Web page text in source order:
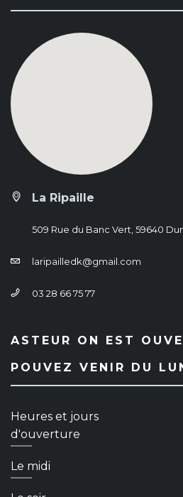
La Ripaille
509 Rue du Banc Vert, 59640
laripailledk@gmail.com
03 28 66 75 77
ASTEUR ON EST
POUVEZ VENIR DU
Heures et jours
d'ouverture
Le midi